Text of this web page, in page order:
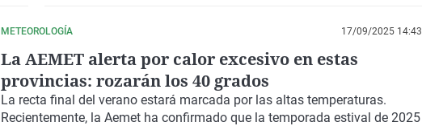
METEOROLOGÍA 17/09/2025 14:43
La AEMET alerta por calor excesivo en estas
provincias: rozarán los 40 grados
La recta final del verano estará marcada por las altas temperaturas.
Recientemente, la Aemet ha confirmado que la temporada estival de 2025